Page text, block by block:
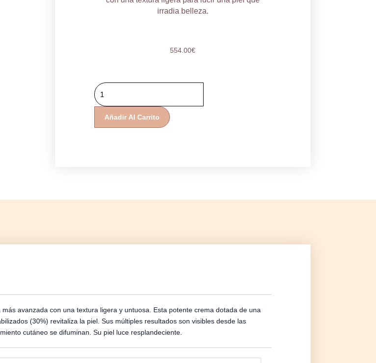
irradia belleza.
554.00€
Cellcosmet
CellEctive
Cream
Añadir Al Carrito
avanzada con una textura ligera y untuosa. Esta potente crema dotada de una
(30%) revitaliza la piel. Sus múltiples resultados son visibles desde las
cutáneo se difuminan. Su piel luce resplandeciente.